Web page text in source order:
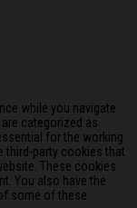
while you navigate
categorized as
for the working
party cookies that
These cookies
You also have the
some of these